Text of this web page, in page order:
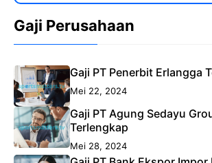
Gaji Perusahaan
Gaji PT Penerbit Erlangga
Mei 22, 2024
Gaji PT Agung Sedayu
Terlengkap
Mei 28, 2024